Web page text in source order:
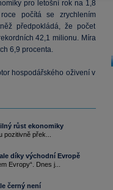
pro letošní rok na 1,8
počítá se zrychlením
předpokládá, že počet
42,1 milionu. Míra
6,9 procenta.
hospodářského oživení v
růst ekonomiky
přek...
díky východní Evropě
Evropy“. Dnes j...
černý není